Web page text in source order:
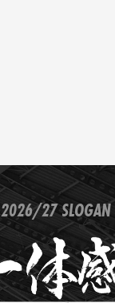
2026/27 SLOGAN